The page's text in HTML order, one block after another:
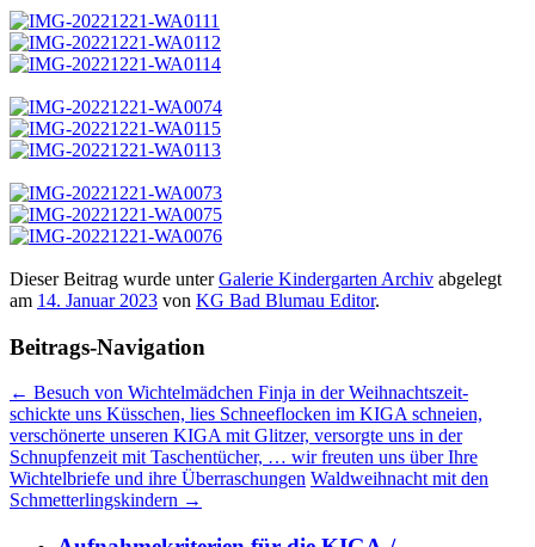
Dieser Beitrag wurde unterGalerie Kindergarten Archiv abgelegt
am 14. Januar 2023 von KG Bad Blumau Editor.
Beitrags-Navigation
← Besuch von Wichtelmädchen Finja in der Weihnachtszeit-
schickte uns Küsschen, lies Schneeflocken im KIGA schneien,
verschönerte unseren KIGA mit Glitzer, versorgte uns in der
Schnupfenzeit mit Taschentücher, … wir freuten uns über Ihre
Wichtelbriefe und ihre Überraschungen Waldweihnacht mit den
Schmetterlingskindern →